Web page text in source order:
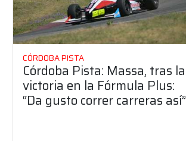
CÓRDOBA PISTA
Córdoba Pista: Massa, tras la
victoria en la Fórmula Plus:
“Da gusto correr carreras así”